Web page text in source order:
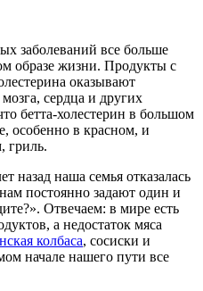
заболеваний все больше
образе жизни. Продукты с
оказывают
сердца и других
бетта-холестерин в большом
особенно в красном, и
гриль.
назад наша семья отказалась
постоянно задают один и
Отвечаем: в мире есть
а недостаток мяса
колбаса, сосиски и
начале нашего пути все